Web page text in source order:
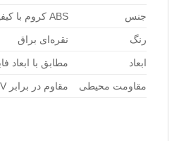
جنس
ABS کروم با کیفیت
رنگ نقره‌ای براق
ابعاد مطابق با ابعاد
مقاومت محیطی مقاوم در برابر UV، گرد و غبار و شستشو